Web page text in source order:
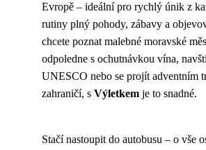
Evropě – ideální pro rychlý únik z
rutiny plný pohody, zábavy a
chcete poznat malebné moravské
odpoledne s ochutnávkou vína,
UNESCO nebo se projít adventním
zahraničí, s Výletkem je to snadné.
Stačí nastoupit do autobusu – o vše